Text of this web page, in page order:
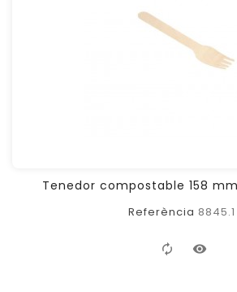
Tenedor compostable 158
Referència 8845.1